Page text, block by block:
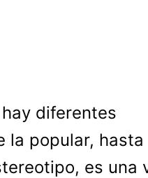
diferentes
la popular, hasta
es una